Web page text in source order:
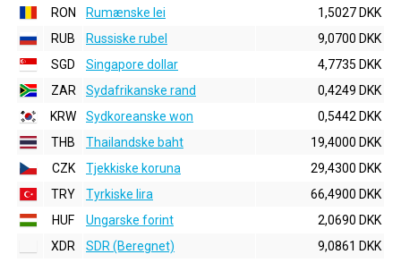
RON
Rumænske lei
1,5027 DKK
RUB
Russiske rubel
9,0700 DKK
SGD
Singapore dollar
4,7735 DKK
ZAR
Sydafrikanske rand
0,4249 DKK
KRW
Sydkoreanske won
0,5442 DKK
THB
Thailandske baht
19,4000 DKK
CZK
Tjekkiske koruna
29,4300 DKK
TRY
Tyrkiske lira
66,4900 DKK
HUF
Ungarske forint
2,0690 DKK
XDR
SDR (Beregnet) 9,0861 DKK